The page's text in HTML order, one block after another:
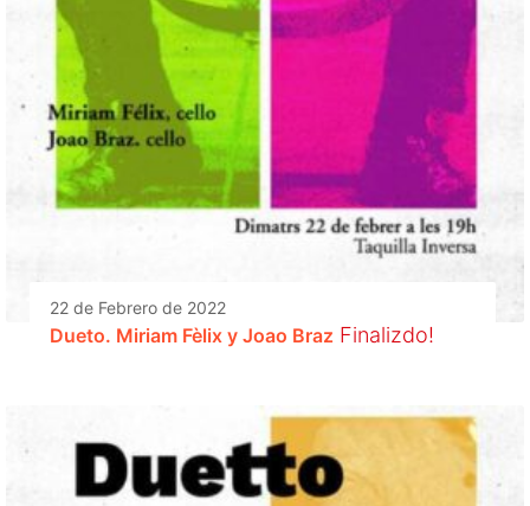
22 de Febrero de 2022
Dueto. Miriam Fèlix y Joao Braz Finalizdo!